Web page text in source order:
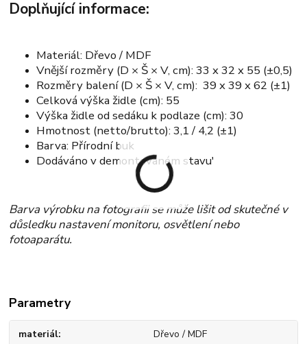
Doplňující informace:
Materiál: Dřevo / MDF
Vnější rozměry (D × Š × V, cm): 33 x 32 x 55 (±0,5)
Rozměry balení (D × Š × V, cm): 39 x 39 x 62 (±1)
Celková výška židle (cm): 55
Výška židle od sedáku k podlaze (cm): 30
Hmotnost (netto/brutto): 3,1 / 4,2 (±1)
Barva: Přírodní buk
Dodáváno v demontovaném stavu'
Barva výrobku na fotografii se může lišit od skutečné v
důsledku nastavení monitoru, osvětlení nebo
fotoaparátu.
Parametry
materiál Dřevo / MDF